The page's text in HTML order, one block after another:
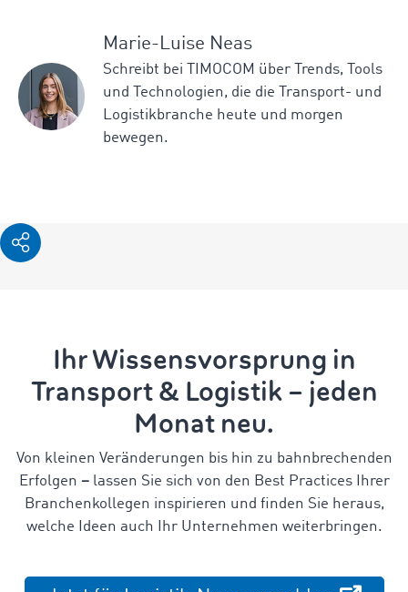
Marie-Luise Neas
Schreibt bei TIMOCOM über Trends, Tools
und Technologien, die die Transport- und
Logistikbranche heute und morgen
bewegen.
Ihr Wissensvorsprung in
Transport & Logistik – jeden
Monat neu.
Von kleinen Veränderungen bis hin zu bahnbrechenden
Erfolgen –lassen Sie sich von den Best Practices Ihrer
Branchenkollegen inspirieren und finden Sie heraus,
welche Ideen auch Ihr Unternehmen weiterbringen.